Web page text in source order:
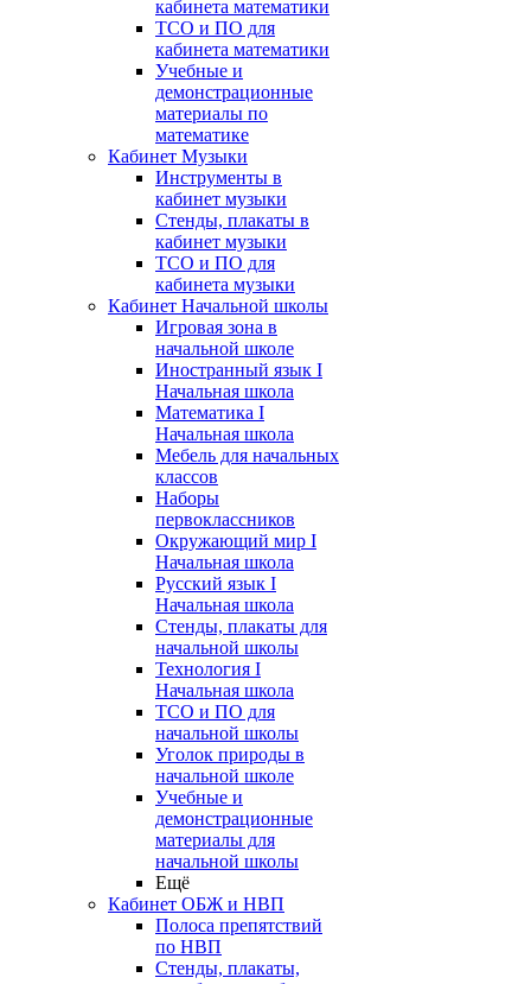
кабинета математики
ТСО и ПО для
кабинета математики
Учебные и
демонстрационные
материалы по
математике
Кабинет Музыки
Инструменты в
кабинет музыки
Стенды, плакаты в
кабинет музыки
ТСО и ПО для
кабинета музыки
Кабинет Начальной школы
Игровая зона в
начальной школе
Иностранный язык I
Начальная школа
Математика I
Начальная школа
Мебель для начальных
классов
Наборы
первоклассников
Окружающий мир I
Начальная школа
Русский язык I
Начальная школа
Стенды, плакаты для
начальной школы
Технология I
Начальная школа
ТСО и ПО для
начальной школы
Уголок природы в
начальной школе
Учебные и
демонстрационные
материалы для
начальной школы
Ещё
Кабинет ОБЖ и НВП
Полоса препятствий
по НВП
Стенды, плакаты,